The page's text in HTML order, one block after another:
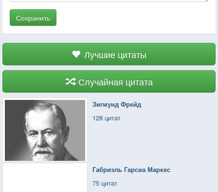
Сохранить
Лучшие цитаты
Случайная цитата
Зигмунд Фрейд
128 цитат
Габриэль Гарсиа Маркес
75 цитат